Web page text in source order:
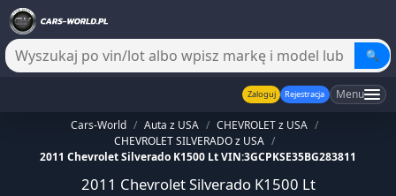
🔍
Zaloguj Rejestracja Menu
Cars-World / Auta z USA / CHEVROLET z USA /
CHEVROLET SILVERADO z USA /
2011 Chevrolet Silverado K1500 Lt VIN:3GCPKSE35BG283811
2011 Chevrolet Silverado K1500 Lt